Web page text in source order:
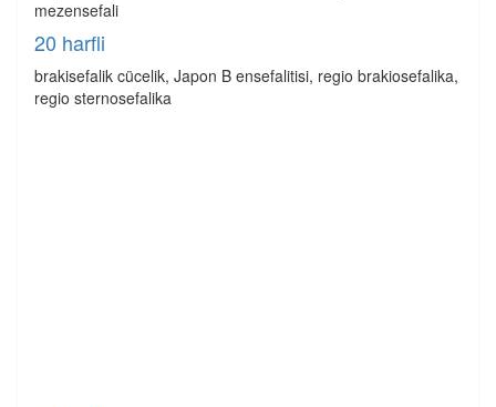
mezensefali
20 harfli
brakisefalik cücelik, Japon B ensefalitisi, regio brakiosefalika,
regio sternosefalika